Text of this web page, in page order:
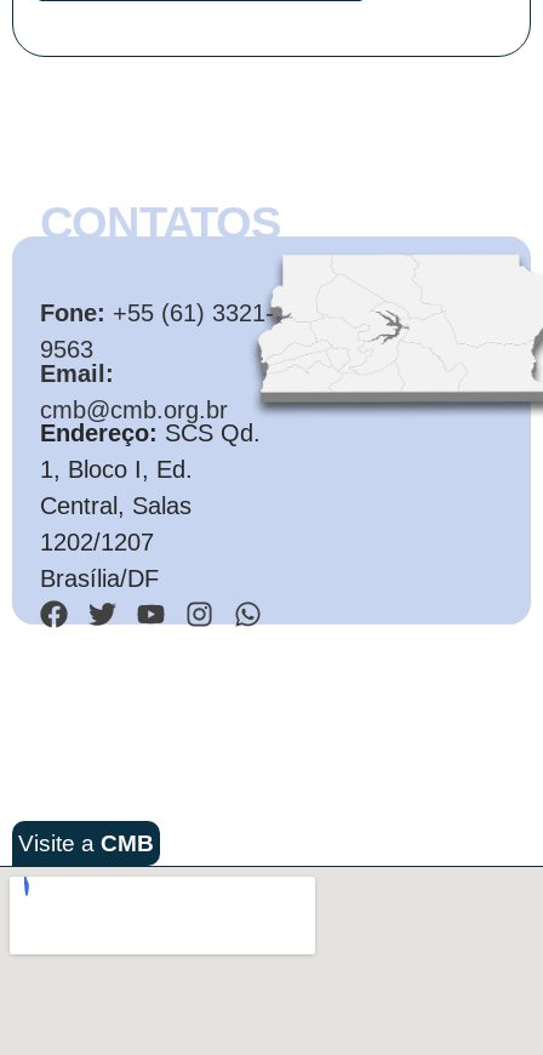
CONTATOS
Fone: +55 (61) 3321-
9563
Email:
cmb@cmb.org.br
Endereço: SCS Qd.
1, Bloco I, Ed.
Central, Salas
1202/1207
Brasília/DF
Visite a CMB